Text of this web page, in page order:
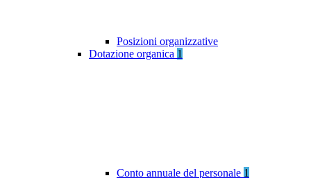
Posizioni organizzative
Dotazione organica 1
Conto annuale del personale 1